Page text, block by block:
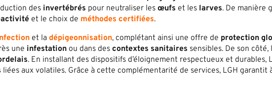
des invertébrés pour neutraliser les œufs et les larves. De manière
et le choix de méthodes certifiées.
et la dépigeonnisation, complétant ainsi une offre de protection
une infestation ou dans des contextes sanitaires sensibles. De son côté,
. En installant des dispositifs d’éloignement respectueux et durables,
liées aux volatiles. Grâce à cette complémentarité de services, LGH garantit